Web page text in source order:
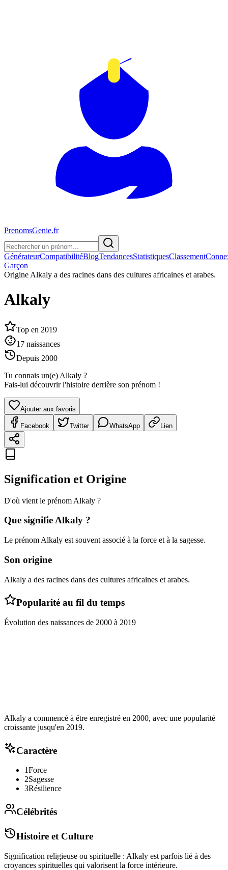
PrenomsGenie.fr
GénérateurCompatibilitéBlogTendancesStatistiquesClassement
Garçon
Origine Alkaly a des racines dans des cultures africaines et arabes.
Alkaly
Top en 2019
17 naissances
Depuis 2000
Tu connais un(e) Alkaly ?
Fais-lui découvrir l'histoire derrière son prénom !
Ajouter aux favoris
Facebook Twitter WhatsApp Lien
Signification et Origine
D'où vient le prénom Alkaly ?
Que signifieAlkaly ?
Le prénom Alkaly est souvent associé à la force et à la sagesse.
Son origine
Alkaly a des racines dans des cultures africaines et arabes.
Popularité au fil du temps
Évolution des naissances de 2000 à 2019
Alkaly a commencé à être enregistré en 2000, avec une popularité
croissante jusqu'en 2019.
Caractère
1Force
2Sagesse
3Résilience
Célébrités
Histoire et Culture
Signification religieuse ou spirituelle : Alkaly est parfois lié à des
croyances spirituelles qui valorisent la force intérieure.